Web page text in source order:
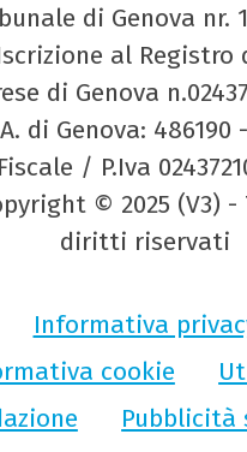
di Genova nr.
al Registro
di Genova
di Genova: 486190
Fiscale / P.Iva
© 2025 (V3)
diritti riservati
Informativa
cookie
Pubblicità